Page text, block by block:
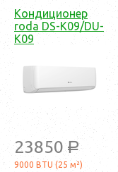
Кондиционер
roda DS-K09/DU-
K09
23850 a
9000 BTU (25 м²)